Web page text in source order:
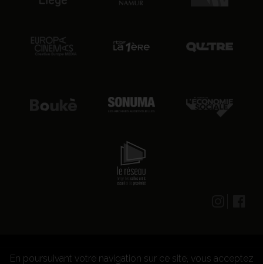
© 2026 CENTRE CULTUREL LES GRIGNOUX ASBL -
En poursuivant votre navigation sur ce site, vous acceptez